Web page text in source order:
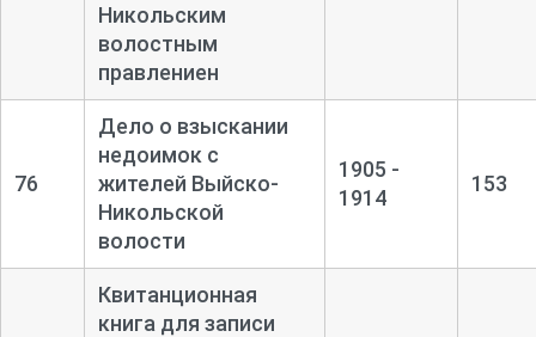
Никольским
волостным
правлениен
76
Дело о взыскании
недоимок с
жителей Выйско-
Никольской
волости
1905 -
1914
153
Квитанционная
книга для записи